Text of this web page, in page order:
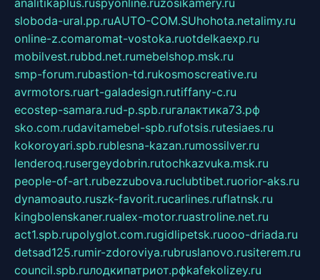
analitikaplus.ruspyonline.ruzosikamery.ru
sloboda-ural.pp.ruAUTO-COM.SUhohota.netalimy.ru
online-z.comaromat-vostoka.ruotdelkaexp.ru
mobilvest.rubbd.net.rumebelshop.msk.ru
smp-forum.rubastion-td.rukosmoscreative.ru
avrmotors.ruart-galadesign.rutiffany-c.ru
ecostep-samara.rud-p.spb.ruгалактика73.рф
sko.com.rudavitamebel-spb.rufotsis.rutesiaes.ru
kokoroyari.spb.rublesna-kazan.rumossilver.ru
lenderoq.rusergeydobrin.rutochkazvuka.msk.ru
people-of-art.rubezzubova.ruclubtibet.ruorior-aks.ru
dynamoauto.ruszk-favorit.rucarlines.ruflatnsk.ru
kingbolenskaner.rualex-motor.ruastroline.net.ru
act1.spb.rupolyglot.com.rugidlipetsk.ruooo-driada.ru
detsad125.rumir-zdoroviya.rubruslanovo.rusiterem.ru
council.spb.ruлодкипатриот.рфkafekolizey.ru